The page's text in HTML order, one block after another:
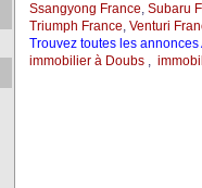
Ssangyong France, Subaru
Triumph France, Venturi
Trouvez toutes les
immobilier à Doubs,